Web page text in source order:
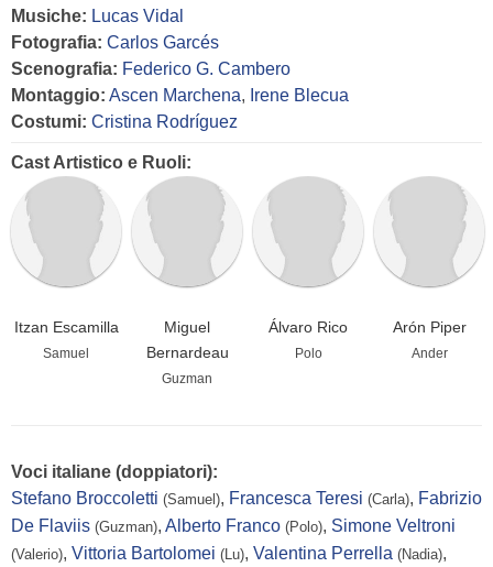
Musiche: Lucas Vidal
Fotografia: Carlos Garcés
Scenografia: Federico G. Cambero
Montaggio: Ascen Marchena, Irene Blecua
Costumi: Cristina Rodríguez
Cast Artistico e Ruoli:
Itzan Escamilla
Samuel
Miguel
Bernardeau
Guzman
Álvaro Rico
Polo
Arón Piper
Ander
Voci italiane (doppiatori):
Stefano Broccoletti (Samuel), Francesca Teresi (Carla), Fabrizio
De Flaviis (Guzman), Alberto Franco (Polo), Simone Veltroni
(Valerio), Vittoria Bartolomei (Lu), Valentina Perrella (Nadia),